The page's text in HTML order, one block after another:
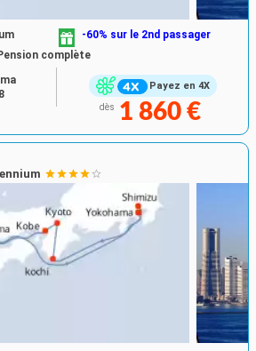
Payez en 4X
-60% sur le 2nd passager
complète
dès 1 860 €